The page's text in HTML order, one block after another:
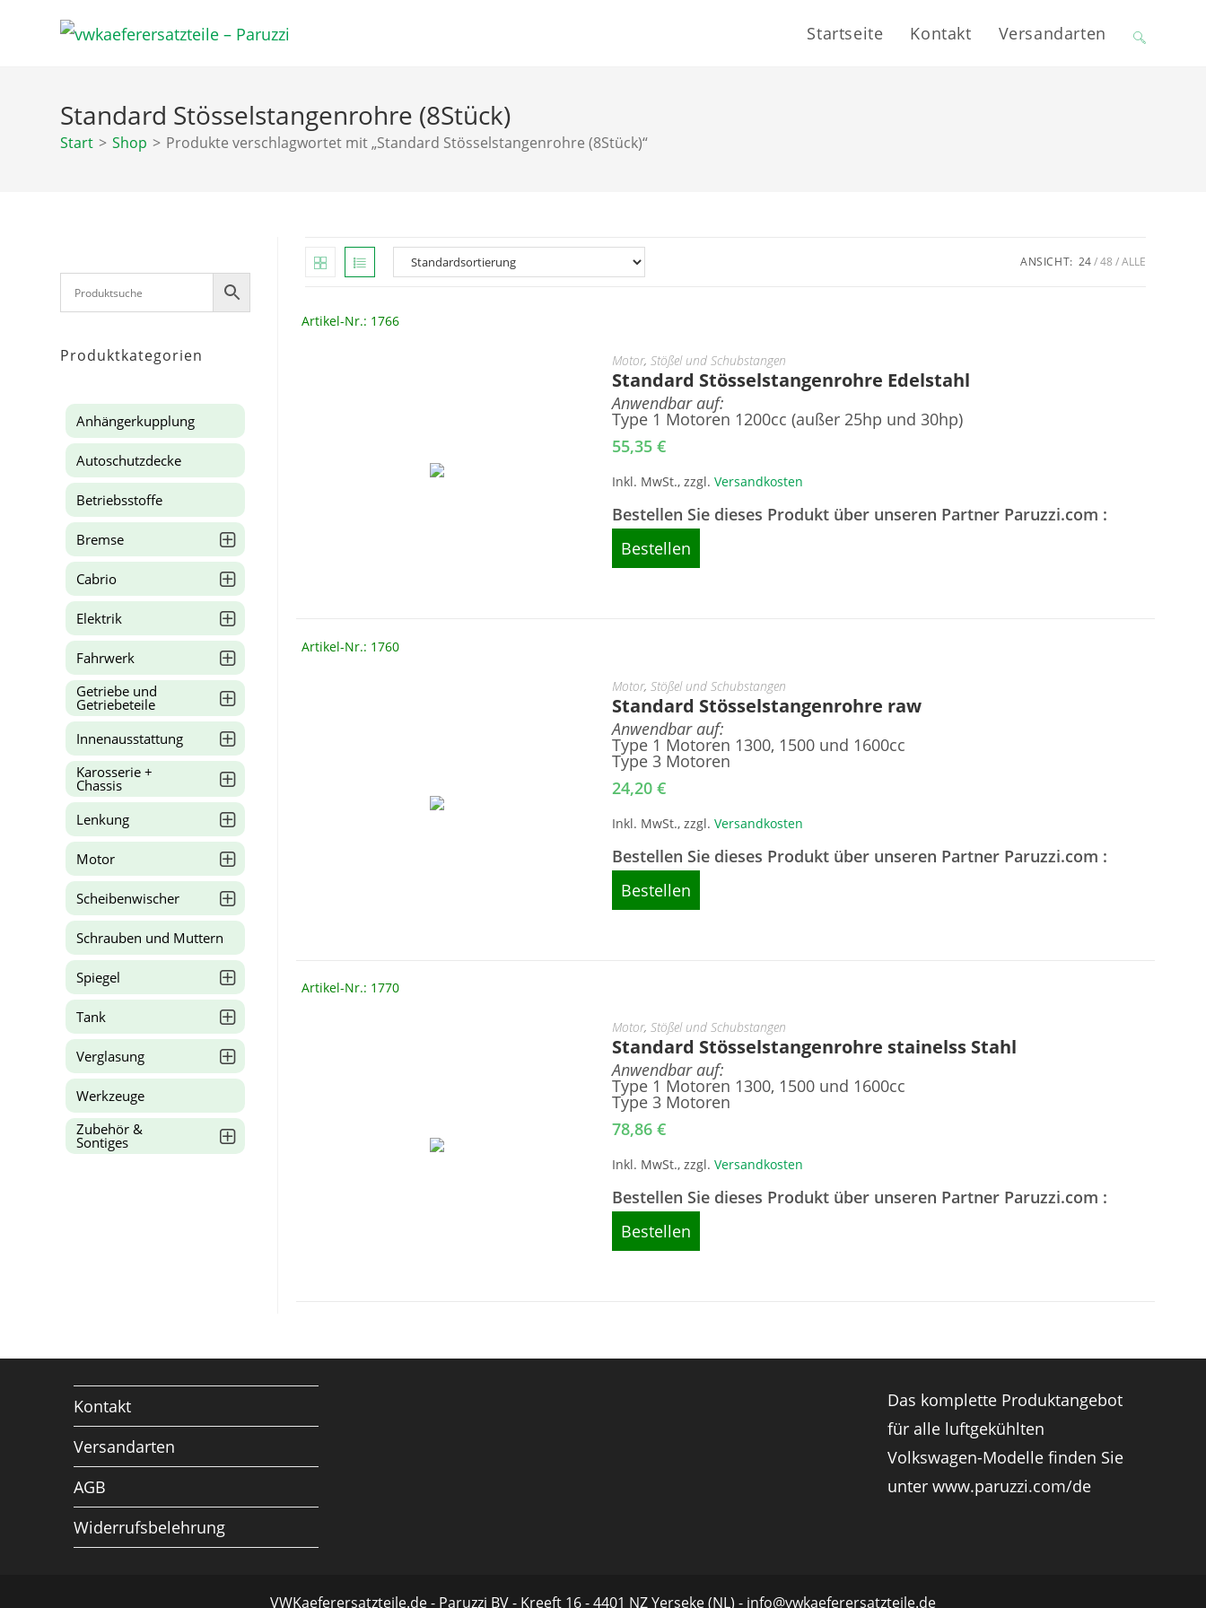
Startseite Kontakt Versandarten Website-
Standard Stösselstangenrohre (8Stück)
Start > Shop > Produkte verschlagwortet mit „Standard Stösselstangenrohre (8Stück)“
ANSICHT: 24 48 ALLE
Artikel-Nr.: 1766
Motor, Stößel und Schubstangen
Standard Stösselstangenrohre Edelstahl
Anwendbar auf:
Type 1 Motoren 1200cc (außer 25hp und 30hp)
55,35 €
Inkl. MwSt., zzgl. Versandkosten
Bestellen Sie dieses Produkt über unseren Partner Paruzzi.com :
Bestellen
Artikel-Nr.: 1760
Motor, Stößel und Schubstangen
Standard Stösselstangenrohre raw
Anwendbar auf:
Type 1 Motoren 1300, 1500 und 1600cc
Type 3 Motoren
24,20 €
Inkl. MwSt., zzgl. Versandkosten
Bestellen Sie dieses Produkt über unseren Partner Paruzzi.com :
Bestellen
Artikel-Nr.: 1770
Motor, Stößel und Schubstangen
Standard Stösselstangenrohre stainelss Stahl
Anwendbar auf:
Type 1 Motoren 1300, 1500 und 1600cc
Type 3 Motoren
78,86 €
Inkl. MwSt., zzgl. Versandkosten
Bestellen Sie dieses Produkt über unseren Partner Paruzzi.com :
Bestellen
Produktkategorien
Anhängerkupplung
Autoschutzdecke
Betriebsstoffe
Bremse
Cabrio
Elektrik
Fahrwerk
Getriebe und
Getriebeteile
Innenausstattung
Karosserie +
Chassis
Lenkung
Motor
Scheibenwischer
Schrauben und Muttern
Spiegel
Tank
Verglasung
Werkzeuge
Zubehör &
Sontiges
Kontakt
Versandarten
AGB
Widerrufsbelehrung
Das komplette Produktangebot
für alle luftgekühlten
Volkswagen-Modelle finden Sie
unterwww.paruzzi.com/de
VWKaeferersatzteile.de - Paruzzi BV - Kreeft 16 - 4401 NZ Yerseke (NL) - info@vwkaeferersatzteile.de